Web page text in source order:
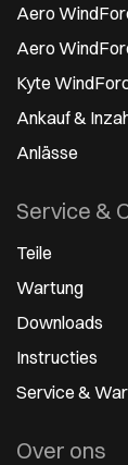
Aero
Aero
Kyte
Ankauf &
Anlässe
Service &
Teile
Wartung
Downloads
Instructies
Service &
Over ons